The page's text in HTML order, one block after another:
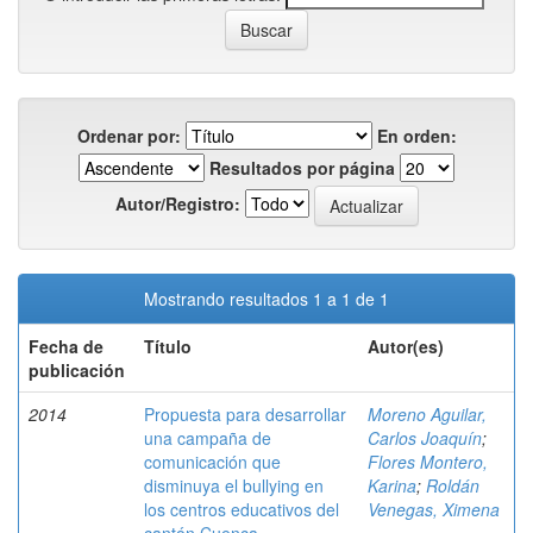
Ordenar por:
En orden:
Resultados por página
Autor/Registro:
Mostrando resultados 1 a 1 de 1
Fecha de
publicación
Título Autor(es)
2014
Propuesta para desarrollar
una campaña de
comunicación que
disminuya el bullying en
los centros educativos del
Moreno Aguilar,
Carlos Joaquín;
Flores Montero,
Karina; Roldán
Venegas, Ximena